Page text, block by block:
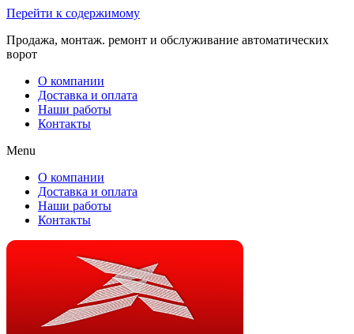
Перейти к содержимому
Продажа, монтаж. ремонт и обслуживание автоматических
ворот
О компании
Доставка и оплата
Наши работы
Контакты
Menu
О компании
Доставка и оплата
Наши работы
Контакты